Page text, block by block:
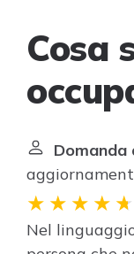
Cosa
Domanda
Nel